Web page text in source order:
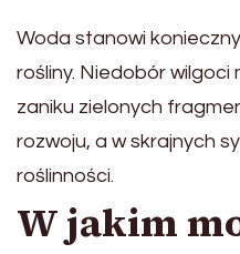
Woda stanowi
rośliny. Niedobór
zaniku zielonych
rozwoju, a w skrajnych
roślinności.
W jakim